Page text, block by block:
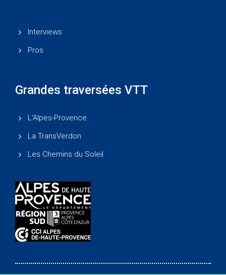
Interviews
Pros
Grandes traversées VTT
L'Alpes-Provence
La TransVerdon
Les Chemins du Soleil